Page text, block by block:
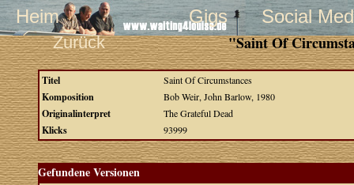
Heim Gigs Social
Zurück "Saint Of
Titel Saint Of Circumstances
Komposition Bob Weir, John Barlow, 1980
Originalinterpret The Grateful Dead
Klicks 93999
Gefundene Versionen